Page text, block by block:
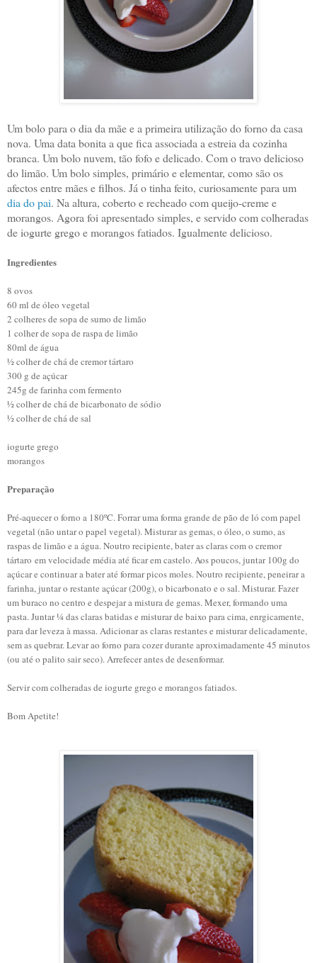
Um bolo para o dia da mãe e a primeira utilização do forno da casa
nova. Uma data bonita a que fica associada a estreia da cozinha
branca. Um bolo nuvem, tão fofo e delicado. Com o travo delicioso
do limão. Um bolo simples, primário e elementar, como são os
afectos entre mães e filhos. Já o tinha feito, curiosamente para um
dia do pai. Na altura, coberto e recheado com queijo-creme e
morangos. Agora foi apresentado simples, e servido com colheradas
de iogurte grego e morangos fatiados. Igualmente delicioso.
Ingredientes
8 ovos
60 ml de óleo vegetal
2 colheres de sopa de sumo de limão
1 colher de sopa de raspa de limão
80ml de água
½ colher de chá de cremor tártaro
300 g de açúcar
245g de farinha com fermento
½ colher de chá de bicarbonato de sódio
½ colher de chá de sal
iogurte grego
morangos
Preparação
Pré-aquecer o forno a 180ºC. Forrar uma forma grande de pão de ló com papel
vegetal (não untar o papel vegetal). Misturar as gemas, o óleo, o sumo, as
raspas de limão e a água. Noutro recipiente, bater as claras com o cremor
tártaro em velocidade média até ficar em castelo. Aos poucos, juntar 100g do
açúcar e continuar a bater até formar picos moles. Noutro recipiente, peneirar a
farinha, juntar o restante açúcar (200g), o bicarbonato e o sal. Misturar. Fazer
um buraco no centro e despejar a mistura de gemas. Mexer, formando uma
pasta. Juntar ¼ das claras batidas e misturar de baixo para cima, enrgicamente,
para dar leveza à massa. Adicionar as claras restantes e misturar delicadamente,
sem as quebrar. Levar ao forno para cozer durante aproximadamente 45 minutos
(ou até o palito sair seco). Arrefecer antes de desenformar.
Servir com colheradas de iogurte grego e morangos fatiados.
Bom Apetite!